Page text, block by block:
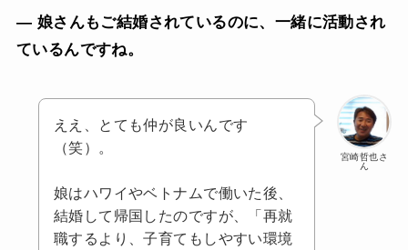
— 娘さんもご結婚されているのに、一緒に活動され
ているんですね。
宮崎哲也さ
ん
ええ、とても仲が良いんです
（笑）。
娘はハワイやベトナムで働いた後、
結婚して帰国したのですが、「再就
職するより、子育てもしやすい環境